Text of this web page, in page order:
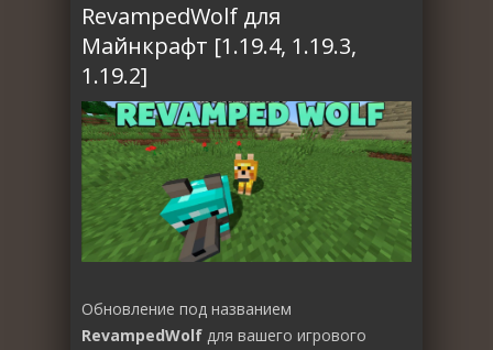
RevampedWolf для
Майнкрафт [1.19.4, 1.19.3,
1.19.2]
Обновление под названием
RevampedWolf для вашего игрового